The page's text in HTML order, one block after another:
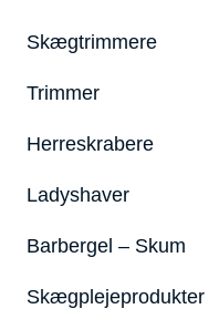
Skægtrimmere
Trimmer
Herreskrabere
Ladyshaver
Barbergel – Skum
Skægplejeprodukter